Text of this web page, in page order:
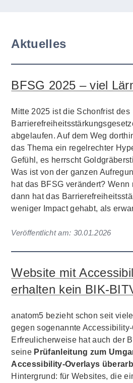
Aktuelles
BFSG 2025 – viel
Mitte 2025 ist die Schonfrist des
abgelaufen. Auf dem Weg
das Thema ein regelrechter
Gefühl, es herrscht
Was ist von der ganzen
hat das BFSG verändert? Wenn
dann hat das
weniger Impact gehabt, als
Veröffentlicht am: 30.01.2026
Website mit
erhalten kein BIK-
anatom5 bezieht schon seit
gegen sogenannte
Erfreulicherweise hat auch der
seine Prüfanleitung zum
Accessibility-Overlays
Hintergrund: für Websites, die